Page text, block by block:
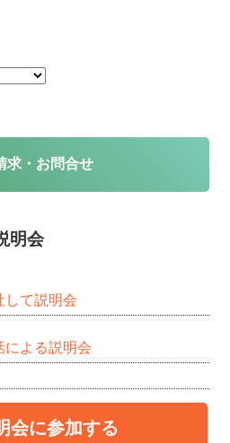
で
開
し
い
ド
ウ
で
す)
求・お問合せ
明会
て説明会
よる説明会
会に参加する